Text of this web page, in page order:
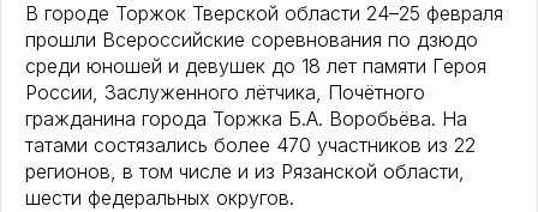
В городе Торжок Тверской области 24–25 февраля
прошли Всероссийские соревнования по дзюдо
среди юношей и девушек до 18 лет памяти Героя
России, Заслуженного лётчика, Почётного
гражданина города Торжка Б.А. Воробьёва. На
татами состязались более 470 участников из 22
регионов, в том числе и из Рязанской области,
шести федеральных округов.